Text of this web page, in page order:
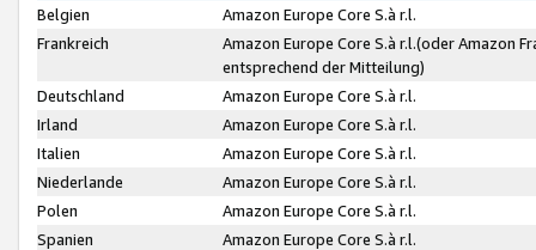
Belgien
Amazon Europe Core S.à r.l.
Frankreich
Amazon Europe Core S.à r.l.(oder Amazon
entsprechend der Mitteilung)
Deutschland
Amazon Europe Core S.à r.l.
Irland
Amazon Europe Core S.à r.l.
Italien
Amazon Europe Core S.à r.l.
Niederlande
Amazon Europe Core S.à r.l.
Polen
Amazon Europe Core S.à r.l.
Spanien
Amazon Europe Core S.à r.l.